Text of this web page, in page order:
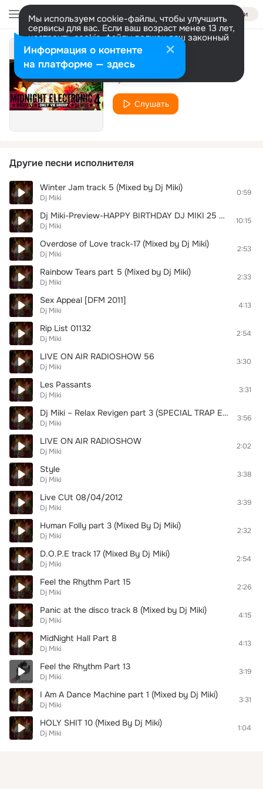
Войти
Мы используем cookie-файлы, чтобы улучшить
сервисы для вас. Если ваш возраст менее 13 лет,
настроить cookie-файлы должен ваш законный
представитель. Больше информации
Разрешить все Настроить
I will remember
Dj Miki
Слушать
Другие песни исполнителя
Winter Jam track 5 (Mixed by Dj Miki)
Dj Miki
0:59
Dj Miki-Preview-HAPPY BIRTHDAY DJ MIKI 25 июня н/к Style
Dj Miki
10:15
Overdose of Love track-17 (Mixed by Dj Miki)
Dj Miki
2:53
Rainbow Tears part 5 (Mixed by Dj Miki)
Dj Miki
2:33
Sex Appeal [DFM 2011]
Dj Miki
4:13
Rip List 01132
Dj Miki
2:54
LIVE ON AIR RADIOSHOW 56
Dj Miki
3:30
Les Passants
Dj Miki
3:31
Dj Miki – Relax Revigen part 3 (SPECIAL TRAP EDIT )
Dj Miki
3:56
LIVE ON AIR RADIOSHOW
Dj Miki
2:02
Style
Dj Miki
3:38
Live CUt 08/04/2012
Dj Miki
3:39
Human Folly part 3 (Mixed By Dj Miki)
Dj Miki
2:32
D.O.P.E track 17 (Mixed By Dj Miki)
Dj Miki
2:54
Feel the Rhythm Part 15
Dj Miki
2:26
Panic at the disco track 8 (Mixed by Dj Miki)
Dj Miki
4:15
MidNight Hall Part 8
Dj Miki
4:13
Feel the Rhythm Part 13
Dj Miki
3:19
I Am A Dance Machine part 1 (Mixed by Dj Miki)
Dj Miki
3:31
HOLY SHIT 10 (Mixed By Dj Miki)
Dj Miki
1:04
Информация о контенте
на платформе — здесь